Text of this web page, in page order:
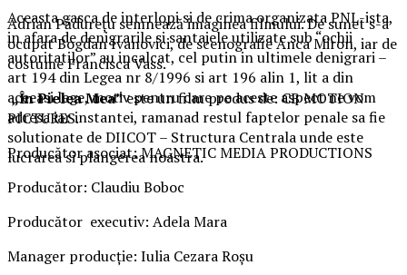
Aceasta gasca de interlopi si de crima organizata PNL-ista,
in afara de denigrarile si santajele utilizate sub “ochii
autoritatilor” au incalcat, cel putin in ultimele denigrari –
art 194 din Legea nr 8/1996 si art 196 alin 1, lit a din
aceeasi lege, motiv pentru care pe aceste aspect ne vom
adresa iar instantei, ramanad restul faptelor penale sa fie
solutionate de DIICOT – Structura Centrala unde este
lucrarea si plangerea noastra.
Adrian Pădurețu semnează imaginea filmului. De sunet s-a
ocupat Bogdan Ivanovici, de scenografie Anca Miron, iar de
costume Francisca Vass.
„În Pielea Mea”este un film produs de: CB MOTION
PICTURES.
Producător asociat: MAGNETIC MEDIA PRODUCTIONS
Producător: Claudiu Boboc
Producător executiv: Adela Mara
Manager producție: Iulia Cezara Roșu